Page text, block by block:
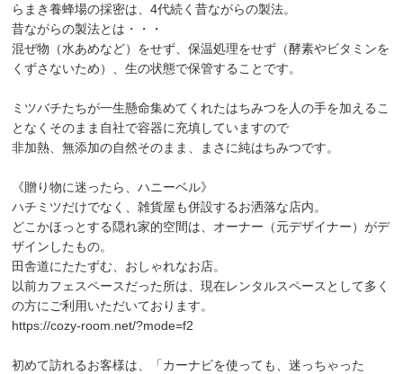
らまき養蜂場の採密は、4代続く昔ながらの製法。
昔ながらの製法とは・・・
混ぜ物（水あめなど）をせず、保温処理をせず（酵素やビタミンを
くずさないため）、生の状態で保管することです。
ミツバチたちが一生懸命集めてくれたはちみつを人の手を加えるこ
となくそのまま自社で容器に充填していますので
非加熱、無添加の自然そのまま、まさに純はちみつです。
《贈り物に迷ったら、ハニーベル》
ハチミツだけでなく、雑貨屋も併設するお洒落な店内。
どこかほっとする隠れ家的空間は、オーナー（元デザイナー）がデ
ザインしたもの。
田舎道にたたずむ、おしゃれなお店。
以前カフェスペースだった所は、現在レンタルスペースとして多く
の方にご利用いただいております。
https://cozy-room.net/?mode=f2
初めて訪れるお客様は、「カーナビを使っても、迷っちゃった